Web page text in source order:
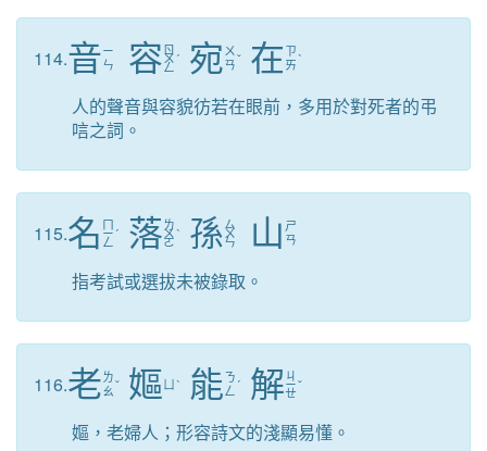
114.音ㄧ
ㄣ
容 ㄖ
ㄨ
ㄥ
ˊ 宛 ㄨ
ㄢˇ 在 ㄗ
ㄞˋ
人的聲音與容貌彷若在眼前，多用於對死者的弔
唁之詞。
115.名 ㄇ
ㄧ
ㄥ
ˊ 落ㄌ
ㄨ
ㄛ
ˋ 孫ㄙ
ㄨ
ㄣ 山 ㄕ
ㄢ
指考試或選拔未被錄取。
116.老ㄌ
ㄠˇ 嫗 ˋ 能ㄋ
ㄥ ˊ 解 ㄐ
ㄧ
ㄝ
ˇ
嫗，老婦人；形容詩文的淺顯易懂。